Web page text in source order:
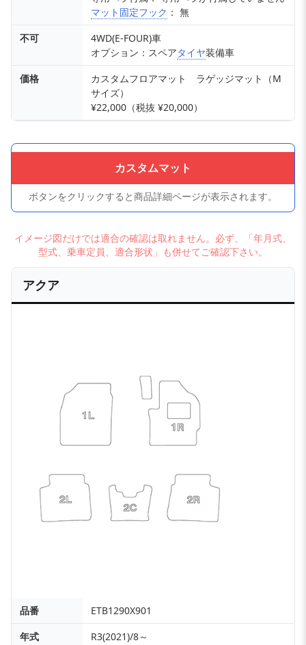
マット固定フック ： 無
不可
4WD(E-FOUR)車
オプション：スペアタイヤ装備車
価格
カスタムフロアマット ラゲッジマット（M
サイズ）
¥22,000（税抜 ¥20,000）
カスタムマット
ボタンをクリックすると商品詳細ページが表示されます。
イメージ図だけでは適合の確認は取れません。必ず、「年月式、
型式、乗車定員、適合形状」も併せてご確認下さい。
アクア
品番
ETB1290X901
年式
R3(2021)/8～